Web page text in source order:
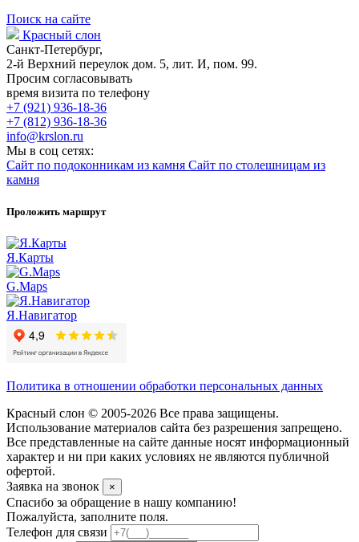
Поиск на сайте
Красный слон
Санкт-Петербург,
2-й Верхний переулок дом. 5, лит. И, пом. 99.
Просим согласовывать
время визита по телефону
+7 (921) 936-18-36
+7 (812) 936-18-36
info@krslon.ru
Мы в соц сетях:
Сайт по подоконникам из камня Сайт по столешницам из
камня
Проложить маршрут
Я.Карты
G.Maps
Я.Навигатор
Политика в отношении обработки персональных данных
Красный слон © 2005-2026 Все права защищены.
Использование материалов сайта без разрешения запрещено.
Все представленные на сайте данные носят информационный
характер и ни при каких условиях не являются публичной
офертой.
Заявка на звонок
×
Спасибо за обращение в нашу компанию!
Пожалуйста, заполните поля.
Телефон для связи